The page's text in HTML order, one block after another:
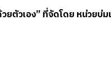
ยตัวเอง” ที่จัดโดย หน่วย